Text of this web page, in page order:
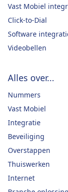
Vast Mobiel
Click-to-Dial
Software
Videobellen
Alles over...
Nummers
Vast Mobiel
Integratie
Beveiliging
Overstappen
Thuiswerken
Internet